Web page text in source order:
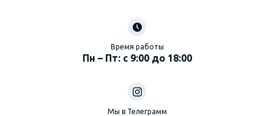
Время работы
Пн – Пт: с 9:00 до 18:00
Мы в Телеграмм